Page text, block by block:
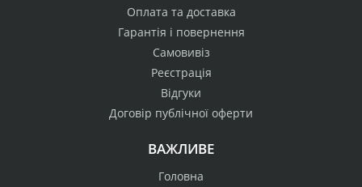
Оплата та доставка
Гарантія і повернення
Самовивіз
Реєстрація
Відгуки
Договір публічної оферти
ВАЖЛИВЕ
Головна